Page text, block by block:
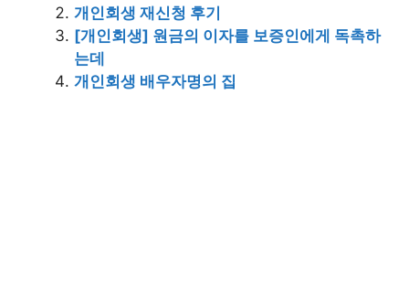
개인회생 재신청 후기
[개인회생] 원금의 이자를 보증인에게 독촉하
는데
개인회생 배우자명의 집